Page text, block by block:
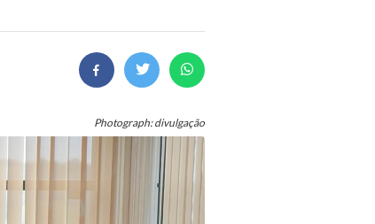
Photograph: divulgação